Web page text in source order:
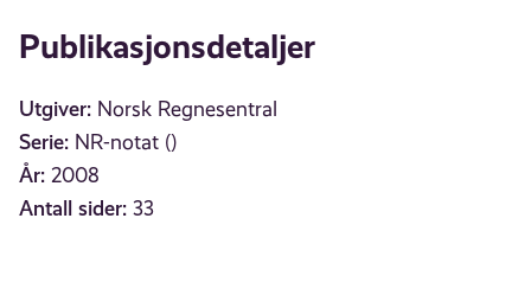
Publikasjonsdetaljer
Utgiver: Norsk Regnesentral
Serie: NR-notat ()
År: 2008
Antall sider: 33